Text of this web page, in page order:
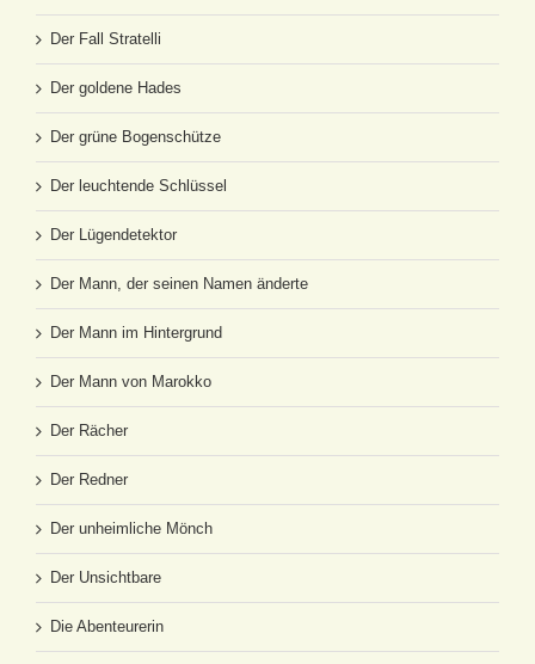
Der Fall Stratelli
Der goldene Hades
Der grüne Bogenschütze
Der leuchtende Schlüssel
Der Lügendetektor
Der Mann, der seinen Namen änderte
Der Mann im Hintergrund
Der Mann von Marokko
Der Rächer
Der Redner
Der unheimliche Mönch
Der Unsichtbare
Die Abenteurerin